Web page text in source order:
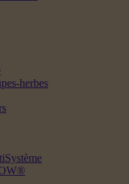
herbes